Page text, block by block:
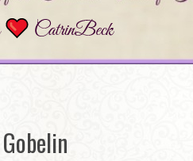
Gobelin